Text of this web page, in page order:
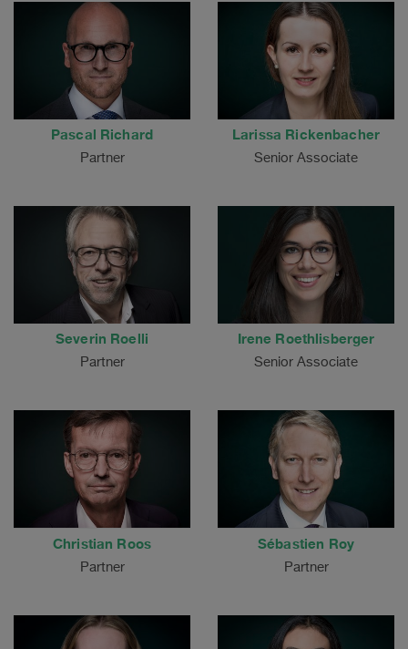
Pascal Richard
Partner
Larissa Rickenbacher
Senior Associate
Severin Roelli
Partner
Irene Roethlisberger
Senior Associate
Christian Roos
Partner
Sébastien Roy
Partner